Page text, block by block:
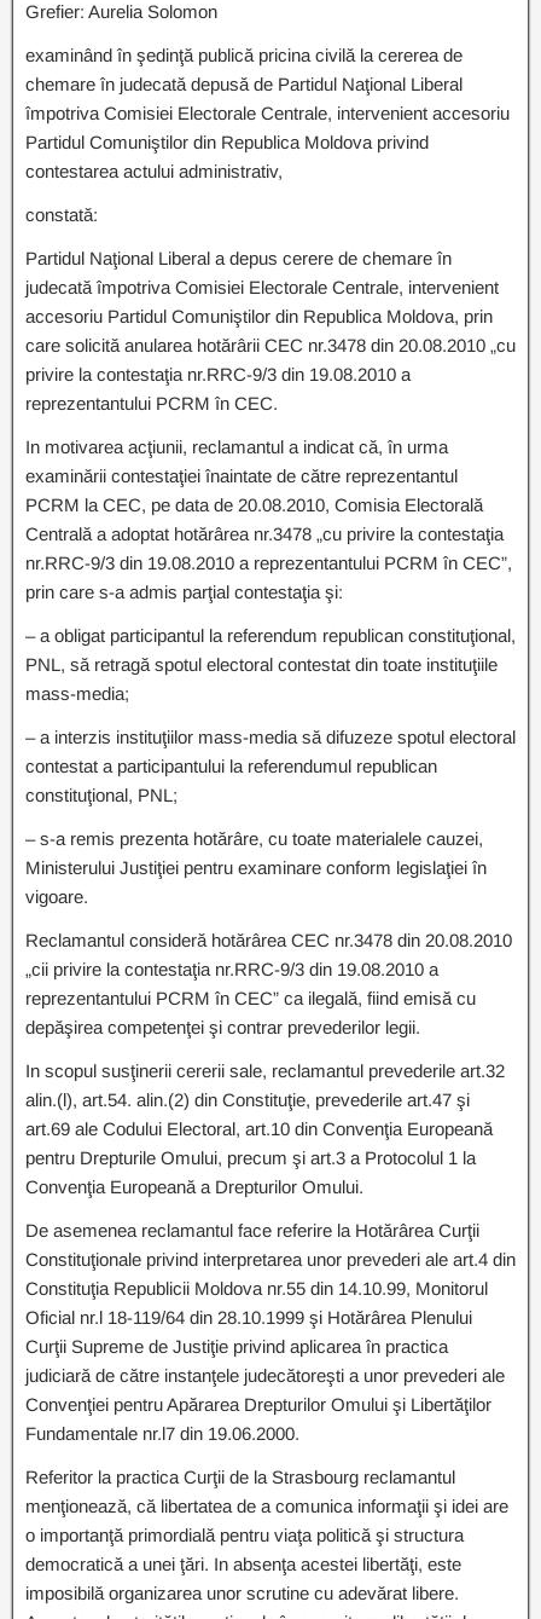
Grefier: Aurelia Solomon
examinând în şedinţă publică pricina civilă la cererea de
chemare în judecată depusă de Partidul Naţional Liberal
împotriva Comisiei Electorale Centrale, intervenient accesoriu
Partidul Comuniştilor din Republica Moldova privind
contestarea actului administrativ,
constată:
Partidul Naţional Liberal a depus cerere de chemare în
judecată împotriva Comisiei Electorale Centrale, intervenient
accesoriu Partidul Comuniştilor din Republica Moldova, prin
care solicită anularea hotărârii CEC nr.3478 din 20.08.2010 „cu
privire la contestaţia nr.RRC-9/3 din 19.08.2010 a
reprezentantului PCRM în CEC.
In motivarea acţiunii, reclamantul a indicat că, în urma
examinării contestaţiei înaintate de către reprezentantul
PCRM la CEC, pe data de 20.08.2010, Comisia Electorală
Centrală a adoptat hotărârea nr.3478 „cu privire la contestaţia
nr.RRC-9/3 din 19.08.2010 a reprezentantului PCRM în CEC”,
prin care s-a admis parţial contestaţia şi:
– a obligat participantul la referendum republican constituţional,
PNL, să retragă spotul electoral contestat din toate instituţiile
mass-media;
– a interzis instituţiilor mass-media să difuzeze spotul electoral
contestat a participantului la referendumul republican
constituţional, PNL;
– s-a remis prezenta hotărâre, cu toate materialele cauzei,
Ministerului Justiţiei pentru examinare conform legislaţiei în
vigoare.
Reclamantul consideră hotărârea CEC nr.3478 din 20.08.2010
„cii privire la contestaţia nr.RRC-9/3 din 19.08.2010 a
reprezentantului PCRM în CEC” ca ilegală, fiind emisă cu
depăşirea competenţei şi contrar prevederilor legii.
In scopul susţinerii cererii sale, reclamantul prevederile art.32
alin.(l), art.54. alin.(2) din Constituţie, prevederile art.47 şi
art.69 ale Codului Electoral, art.10 din Convenţia Europeană
pentru Drepturile Omului, precum şi art.3 a Protocolul 1 la
Convenţia Europeană a Drepturilor Omului.
De asemenea reclamantul face referire la Hotărârea Curţii
Constituţionale privind interpretarea unor prevederi ale art.4 din
Constituţia Republicii Moldova nr.55 din 14.10.99, Monitorul
Oficial nr.l 18-119/64 din 28.10.1999 şi Hotărârea Plenului
Curţii Supreme de Justiţie privind aplicarea în practica
judiciară de către instanţele judecătoreşti a unor prevederi ale
Convenţiei pentru Apărarea Drepturilor Omului şi Libertăţilor
Fundamentale nr.l7 din 19.06.2000.
Referitor la practica Curţii de la Strasbourg reclamantul
menţionează, că libertatea de a comunica informaţii şi idei are
o importanţă primordială pentru viaţa politică şi structura
democratică a unei ţări. In absenţa acestei libertăţi, este
imposibilă organizarea unor scrutine cu adevărat libere.